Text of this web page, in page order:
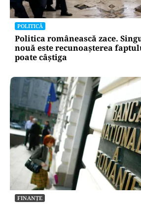
POLITICĂ
Politica românească zace.
nouă este recunoașterea
poate câștiga
FINANȚE